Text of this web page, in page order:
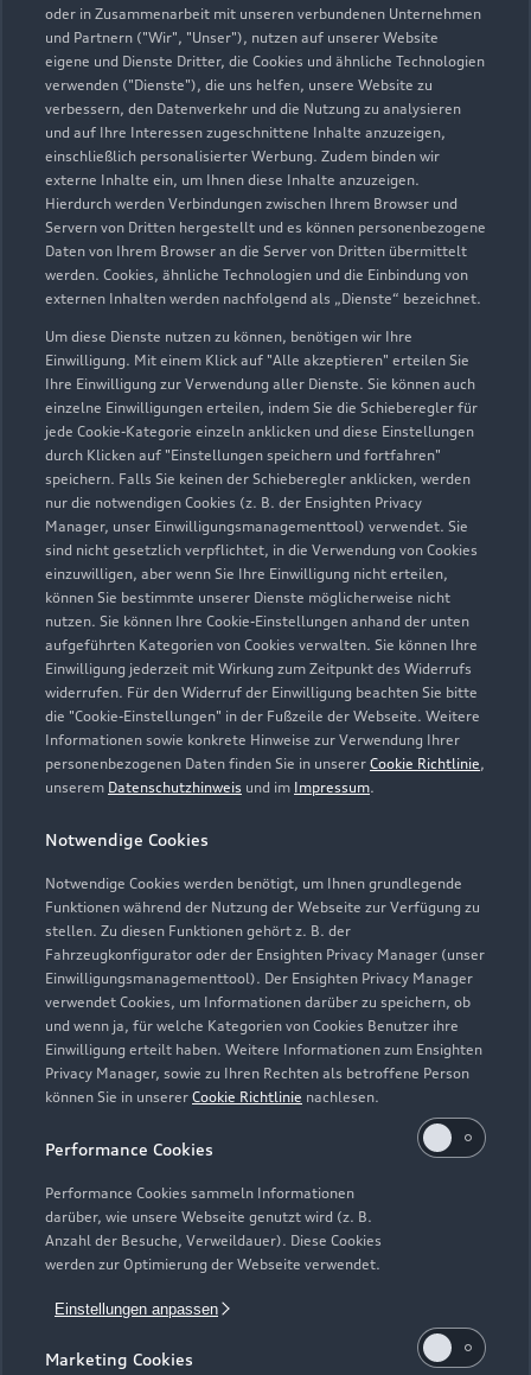
oder in Zusammenarbeit mit unseren verbundenen Unternehmen
und Partnern ("Wir", "Unser"), nutzen auf unserer Website
eigene und Dienste Dritter, die Cookies und ähnliche Technologien
verwenden ("Dienste"), die uns helfen, unsere Website zu
verbessern, den Datenverkehr und die Nutzung zu analysieren
und auf Ihre Interessen zugeschnittene Inhalte anzuzeigen,
einschließlich personalisierter Werbung. Zudem binden wir
externe Inhalte ein, um Ihnen diese Inhalte anzuzeigen.
Hierdurch werden Verbindungen zwischen Ihrem Browser und
Servern von Dritten hergestellt und es können personenbezogene
Daten von Ihrem Browser an die Server von Dritten übermittelt
werden. Cookies, ähnliche Technologien und die Einbindung von
externen Inhalten werden nachfolgend als „Dienste“ bezeichnet.
Um diese Dienste nutzen zu können, benötigen wir Ihre
Einwilligung. Mit einem Klick auf "Alle akzeptieren" erteilen Sie
Ihre Einwilligung zur Verwendung aller Dienste. Sie können auch
einzelne Einwilligungen erteilen, indem Sie die Schieberegler für
jede Cookie-Kategorie einzeln anklicken und diese Einstellungen
durch Klicken auf "Einstellungen speichern und fortfahren"
speichern. Falls Sie keinen der Schieberegler anklicken, werden
nur die notwendigen Cookies (z. B. der Ensighten Privacy
Manager, unser Einwilligungsmanagementtool) verwendet. Sie
sind nicht gesetzlich verpflichtet, in die Verwendung von Cookies
einzuwilligen, aber wenn Sie Ihre Einwilligung nicht erteilen,
können Sie bestimmte unserer Dienste möglicherweise nicht
nutzen. Sie können Ihre Cookie-Einstellungen anhand der unten
aufgeführten Kategorien von Cookies verwalten. Sie können Ihre
Einwilligung jederzeit mit Wirkung zum Zeitpunkt des Widerrufs
widerrufen. Für den Widerruf der Einwilligung beachten Sie bitte
die "Cookie-Einstellungen" in der Fußzeile der Webseite. Weitere
Informationen sowie konkrete Hinweise zur Verwendung Ihrer
personenbezogenen Daten finden Sie in unserer Cookie Richtlinie,
unserem Datenschutzhinweis und im Impressum.
Notwendige Cookies
Notwendige Cookies werden benötigt, um Ihnen grundlegende
Funktionen während der Nutzung der Webseite zur Verfügung zu
stellen. Zu diesen Funktionen gehört z. B. der
Fahrzeugkonfigurator oder der Ensighten Privacy Manager (unser
Einwilligungsmanagementtool). Der Ensighten Privacy Manager
verwendet Cookies, um Informationen darüber zu speichern, ob
und wenn ja, für welche Kategorien von Cookies Benutzer ihre
Einwilligung erteilt haben. Weitere Informationen zum Ensighten
Privacy Manager, sowie zu Ihren Rechten als betroffene Person
können Sie in unserer Cookie Richtlinie nachlesen.
Performance Cookies
Performance Cookies sammeln Informationen
darüber, wie unsere Webseite genutzt wird (z. B.
Anzahl der Besuche, Verweildauer). Diese Cookies
werden zur Optimierung der Webseite verwendet.
Einstellungen anpassen
Marketing Cookies
Zur Inspektion
Zurück nach oben
Modelle
Alle Modelle
Modelle vergleichen
Elektromodelle
Plug-in-Hybride
Kaufen & leasen
Neuwagensuche
Gebrauchtwagen
Geschäftskunden
Service & Zubehör
Saisonale Angebote
Audi Services
Garantie
Audi digital services
Support
Kundenservice
Händlersuche
Audi Code
Häufige Fragen (FAQ)
Audi Online Beratung
Online-Terminvereinbarung
Servicekontakt
Bordbuch & Bedienungsanleitungen
Verträge kündigen
Über Audi
Unternehmen
Presse & Media Center
Datenschutz
Audi erleben
Newsletter
© 2026 AUDI AG. Alle Rechte vorbehalten
Impressum Rechtliches
Hinweisgebersystem
Datenschutzinformation
Cookie-Einstellungen
Cookie-Richtlinie
Barrierefreiheit
Digital Services Act
EU Data Act
Wir geben für jedes Audi Neufahrzeug eine umfangreiche Audi
Mobilitätsgarantie, die ab Auslieferung bis zur ersten fälligen
Neufahrzeug direkt von der AUDI AG erwerben, gibt die AUDI
AG, Auto-Union-Straße 1, 85057 Ingolstadt, ab Auslieferung
bis zur ersten fälligen Inspektion oder erstem fälligen
bzw. verlängern die Audi Mobilitätsgarantie jeweils bis zur
nächsten Inspektion oder Ölwechsel-Service, wenn Sie die